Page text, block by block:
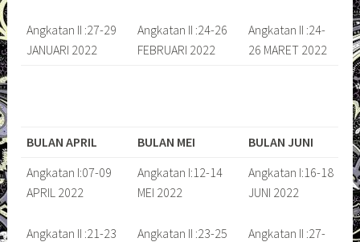
Angkatan II :27-29
JANUARI 2022
Angkatan II :24-26
FEBRUARI 2022
Angkatan II :24-
26 MARET 2022
BULAN APRIL BULAN MEI
BULAN JUNI
Angkatan I:07-09
APRIL 2022
Angkatan II :21-23
Angkatan I:12-14
MEI 2022
Angkatan II :23-25
Angkatan I:16-18
JUNI 2022
Angkatan II :27-